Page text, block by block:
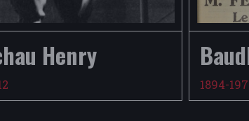
Henry
1894-